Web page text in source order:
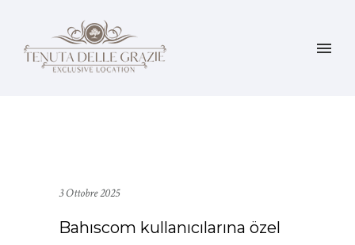
3 Ottobre 2025
Bahıscom kullanıcılarına özel